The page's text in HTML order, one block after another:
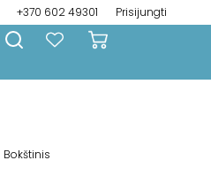
+370 602 49301 Prisijungti
Bokštinis